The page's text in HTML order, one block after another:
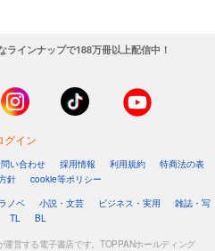
インナップで188万冊以上配信中！
グイン
い合わせ 採用情報 利用規約
特商法の表
針
cookie等ポリシー
ラノベ 小説・文芸 ビジネス・実用
雑誌・写
TL BL
営する電子書店です。TOPPANホールディング